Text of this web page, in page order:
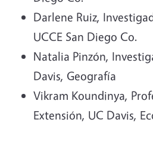
Darlene Ruiz,
UCCE San Diego Co.
Natalia Pinzón,
Davis, Geografía
Vikram Koundinya,
Extensión, UC Davis,